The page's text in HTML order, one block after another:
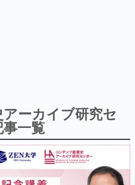
史における主要なトピック・タイト
者へのインタビューや識者による
史が一望できる決定版！
ームクリエイターの青春〜
』等で知られるマンガ家・田中圭
界レポートマンガです。
ーカイブ研究セ
一覧